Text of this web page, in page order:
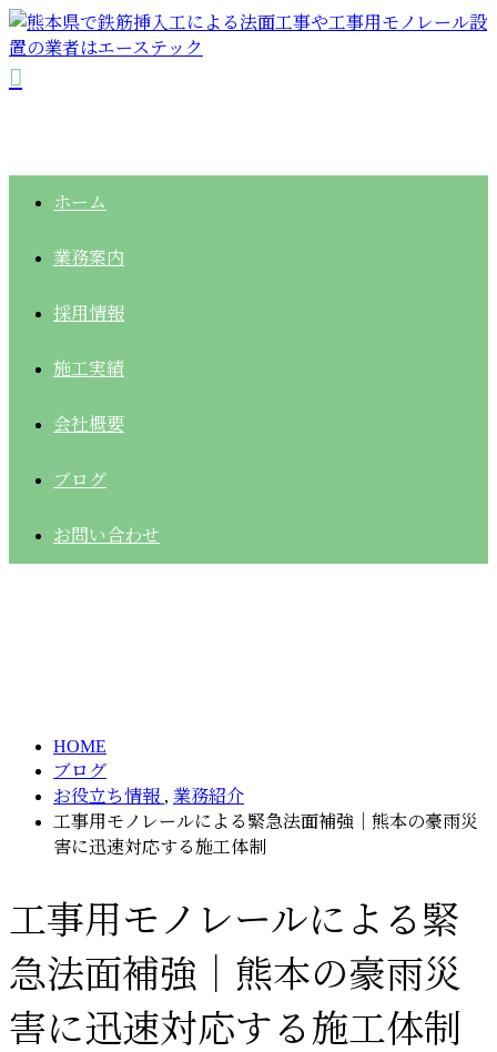
ホーム
業務案内
採用情報
施工実績
会社概要
ブログ
お問い合わせ
HOME
ブログ
お役立ち情報 , 業務紹介
工事用モノレールによる緊急法面補強｜熊本の豪雨災
害に迅速対応する施工体制
工事用モノレールによる緊
急法面補強｜熊本の豪雨災
害に迅速対応する施工体制